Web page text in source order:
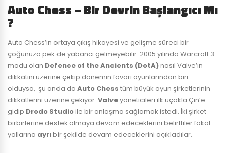
Auto Chess – Bir Devrin Başlangıcı Mı
?
Auto Chess’in ortaya çıkış hikayesi ve gelişme süreci bir
çoğunuza pek de yabancı gelmeyebilir. 2005 yılında Warcraft 3
modu olan Defence of the Ancients (DotA)nasıl Valve’ın
dikkatini üzerine çekip dönemin favori oyunlarından biri
olduysa, şu anda da Auto Chess tüm büyük oyun şirketlerinin
dikkatlerini üzerine çekiyor. Valveyöneticileri ilk uçakla Çin’e
gidip Drodo Studioile bir anlaşma sağlamak istedi. İki şirket
birbirlerine destek olmaya devam edeceklerini belirttiler fakat
yollarına ayrıbir şekilde devam edeceklerini açıkladılar.